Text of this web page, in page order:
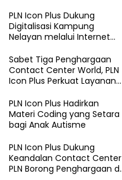
Lansia di Malang
PLN Icon Plus Dukung
Digitalisasi Kampung
Nelayan melalui Internet
Rajatama
Sabet Tiga Penghargaan
Contact Center World, PLN
Icon Plus Perkuat Layanan
Center ICONNET
PLN Icon Plus Hadirkan
Materi Coding yang Setara
bagi Anak Autisme
PLN Icon Plus Dukung
Keandalan Contact Center
PLN Borong Penghargaan di